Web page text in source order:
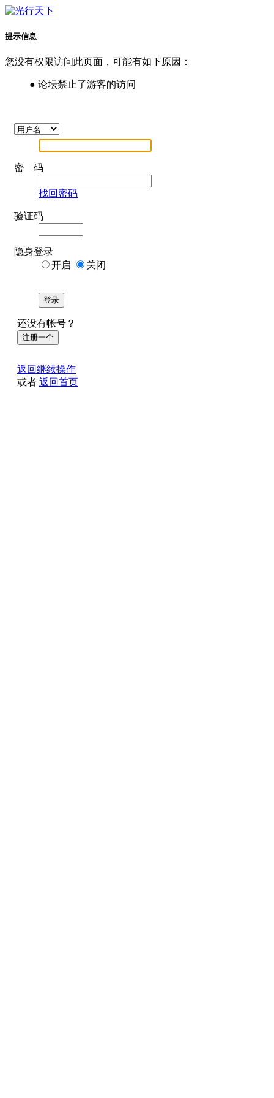
提示信息
您没有权限访问此页面，可能有如下原因：
● 论坛禁止了游客的访问
密 码
找回密码
验证码
隐身登录
开启
关闭
登录
还没有帐号？
注册一个
返回继续操作
或者 返回首页